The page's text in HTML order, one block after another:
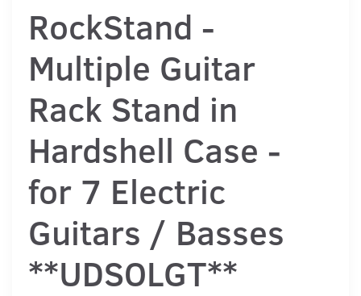
RockStand -
Multiple Guitar
Rack Stand in
Hardshell Case -
for 7 Electric
Guitars / Basses
**UDSOLGT**